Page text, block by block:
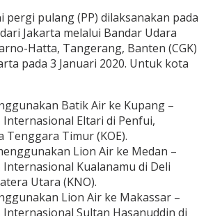
pergi pulang (PP) dilaksanakan pada
Jakarta melalui Bandar Udara
Hatta, Tangerang, Banten (CGK)
pada 3 Januari 2020. Untuk kota
Batik Air ke Kupang –
Internasional Eltari di Penfui,
Tenggara Timur (KOE).
Lion Air ke Medan –
Internasional Kualanamu di Deli
Utara (KNO).
Lion Air ke Makassar –
Internasional Sultan Hasanuddin di